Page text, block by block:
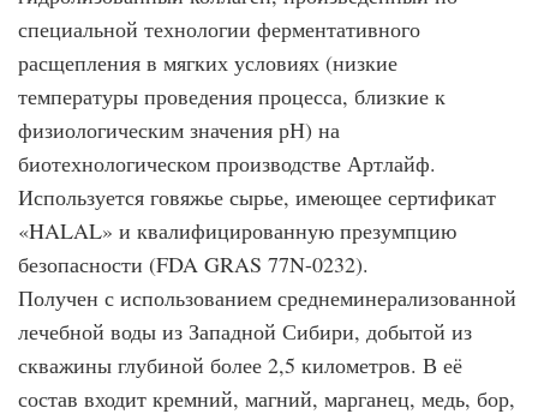
специальной технологии ферментативного
расщепления в мягких условиях (низкие
температуры проведения процесса, близкие к
физиологическим значения рН) на
биотехнологическом производстве Артлайф.
Используется говяжье сырье, имеющее сертификат
«HALAL» и квалифицированную презумпцию
безопасности (FDA GRAS 77N-0232).
Получен с использованием среднеминерализованной
лечебной воды из Западной Сибири, добытой из
скважины глубиной более 2,5 километров. В её
состав входит кремний, магний, марганец, медь, бор,